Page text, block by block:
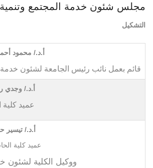
مجلس شئون خدمة المجتمع وتنمية
التشكيل
أ.د./ محمود
قائم بعمل نائب رئيس الجامعة لشئون
أ.د./ وجدي
عميد كلية
أ.د./ تيسير
عميد كلية
ووكيل الكلية لشئون